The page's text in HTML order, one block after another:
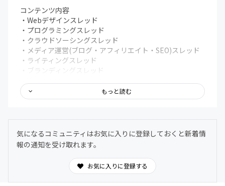
コンテンツ内容
・Webデザインスレッド
・プログラミングスレッド
・クラウドソーシングスレッド
・メディア運営(ブログ・アフィリエイト・SEO)スレッド
・ライティングスレッド
・ブランディングスレッド
・Todo・タスク管理・作業効率化スレッド
・会計・税務スレッド
・各講師に質問スレッド
・息抜きスレッド
・独立、パラレルキャリア相談スレッド
・仕事依頼スレッド
・オンライン朝活スレッド
・Todo・作業報告スレッド
もっと読む
気になるコミュニティはお気に入りに登録しておくと新着情
報の通知を受け取れます。
お気に入りに登録する